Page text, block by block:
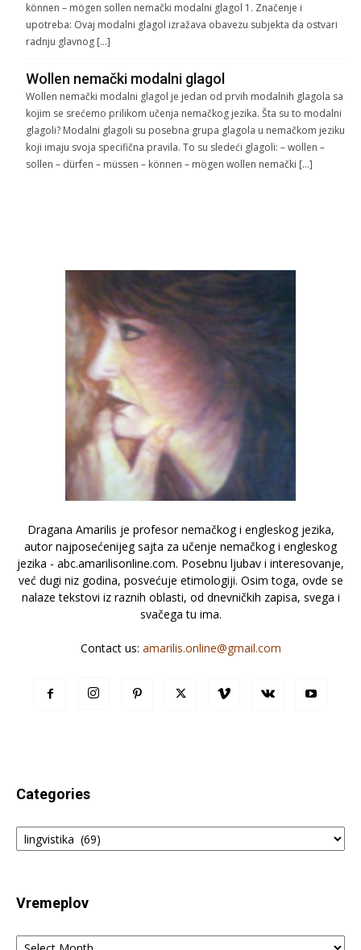
können – mögen sollen nemački modalni glagol 1. Značenje i
upotreba: Ovaj modalni glagol izražava obavezu subjekta da ostvari
radnju glavnog […]
Wollen nemački modalni glagol
Wollen nemački modalni glagol je jedan od prvih modalnih glagola sa
kojim se srećemo prilikom učenja nemačkog jezika. Šta su to modalni
glagoli? Modalni glagoli su posebna grupa glagola u nemačkom jeziku
koji imaju svoja specifična pravila. To su sledeći glagoli: – wollen –
sollen – dürfen – müssen – können – mögen wollen nemački […]
Dragana Amarilis je profesor nemačkog i engleskog jezika,
autor najposećenijeg sajta za učenje nemačkog i engleskog
jezika - abc.amarilisonline.com. Posebnu ljubav i interesovanje,
već dugi niz godina, posvećuje etimologiji. Osim toga, ovde se
nalaze tekstovi iz raznih oblasti, od dnevničkih zapisa, svega i
svačega tu ima.
Contact us: amarilis.online@gmail.com
Categories
Categories
Vremeplov
Vremeplov